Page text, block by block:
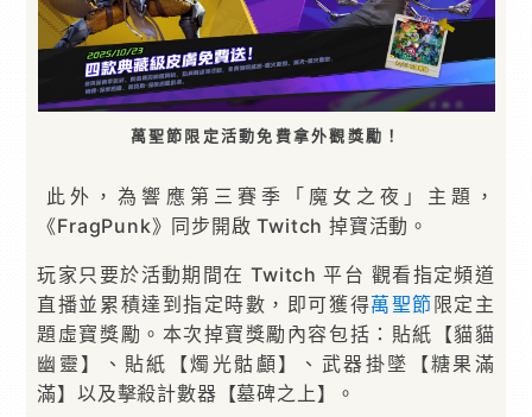
萬聖節限定活動免費拿外觀獎勵！
此外，為響應第三賽季「魔女之夜」主題，
《FragPunk》同步開啟 Twitch 掉寶活動。
玩家只要於活動期間在 Twitch 平台 觀看指定頻道
直播並累積達到指定時數，即可獲得萬聖節限定主
題虛寶獎勵。本次掉寶獎勵內容包括：貼紙【貓貓
幽靈】、貼紙【燭光骷顱】、武器掛墜【糖果滿
滿】以及擊殺計數器【墓碑之上】。